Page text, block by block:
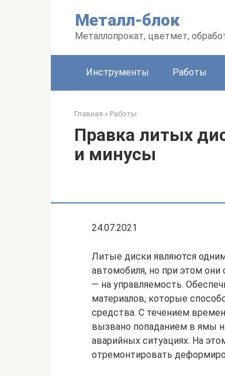
Металл-блок
Металлопрокат, цветмет,
Инструменты Работы
Главная » Работы
Правка литых
и минусы
24.07.2021
Литые диски являются
автомобиля, но при этом
— на управляемость.
материалов, которые
средства. С течением
вызвано попаданием в ямы
аварийных ситуациях. На
отремонтировать